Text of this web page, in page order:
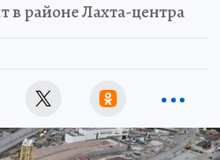
в районе Лахта-центра